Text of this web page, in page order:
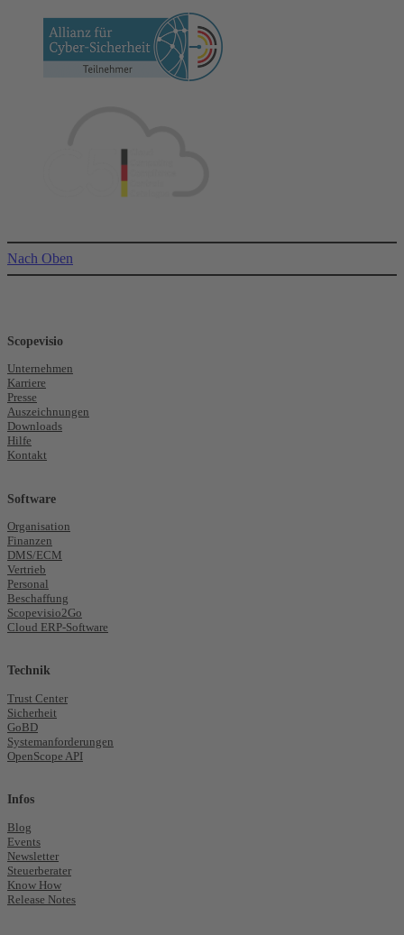
Nach Oben
Scopevisio
Unternehmen
Karriere
Presse
Auszeichnungen
Downloads
Hilfe
Kontakt
Software
Organisation
Finanzen
DMS/ECM
Vertrieb
Personal
Beschaffung
Scopevisio2Go
Cloud ERP-Software
Technik
Trust Center
Sicherheit
GoBD
Systemanforderungen
OpenScope API
Infos
Blog
Events
Newsletter
Steuerberater
Know How
Release Notes